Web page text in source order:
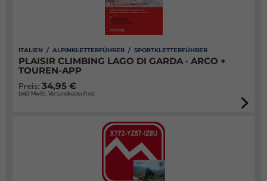
ITALIEN / ALPINKLETTERFÜHRER / SPORTKLETTERFÜHRER
PLAISIR CLIMBING LAGO DI GARDA · ARCO +
TOUREN-APP
Preis: 34,95 €
(inkl. MwSt., Versandkostenfrei)